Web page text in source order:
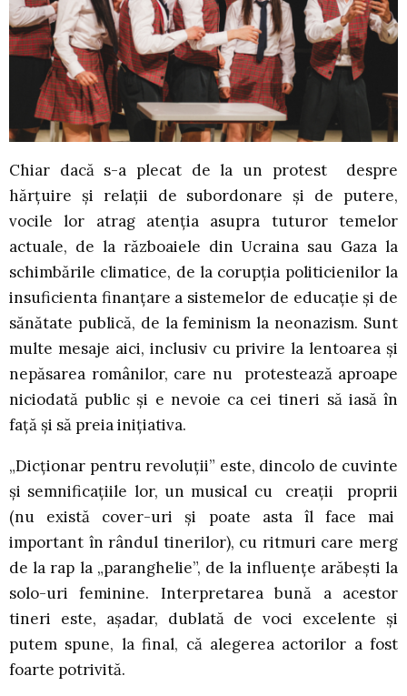
Chiar dacă s-a plecat de la un protest despre
hărțuire și relații de subordonare și de putere,
vocile lor atrag atenția asupra tuturor temelor
actuale, de la războaiele din Ucraina sau Gaza la
schimbările climatice, de la corupția politicienilor la
insuficienta finanțare a sistemelor de educație și de
sănătate publică, de la feminism la neonazism. Sunt
multe mesaje aici, inclusiv cu privire la lentoarea și
nepăsarea românilor, care nu protestează aproape
niciodată public și e nevoie ca cei tineri să iasă în
față și să preia inițiativa.
„Dicționar pentru revoluții” este, dincolo de cuvinte
și semnificațiile lor, un musical cu creații proprii
(nu există cover-uri și poate asta îl face mai
important în rândul tinerilor), cu ritmuri care merg
de la rap la „paranghelie”, de la influențe arăbești la
solo-uri feminine. Interpretarea bună a acestor
tineri este, așadar, dublată de voci excelente și
putem spune, la final, că alegerea actorilor a fost
foarte potrivită.